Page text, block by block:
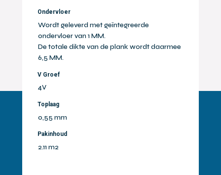
Ondervloer
Wordt geleverd met geïntegreerde
ondervloer van 1 MM.
De totale dikte van de plank wordt daarmee
6,5 MM.
V Groef
4V
Toplaag
0,55 mm
Pakinhoud
2.11 m2